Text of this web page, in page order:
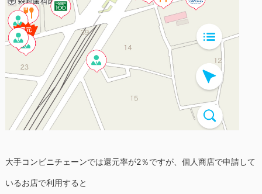
大手コンビニチェーンでは還元率が2％ですが、個人商店で申請して
いるお店で利用すると